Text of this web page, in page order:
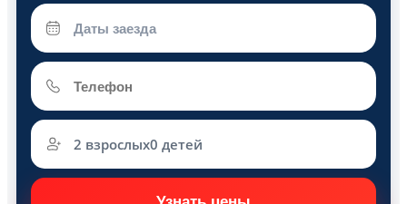
2 взрослых0 детей
Взрослые